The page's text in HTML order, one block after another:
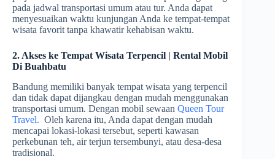
pada jadwal transportasi umum atau tur. Anda dapat
menyesuaikan waktu kunjungan Anda ke tempat-tempat
wisata favorit tanpa khawatir kehabisan waktu.
2. Akses ke Tempat Wisata Terpencil | Rental Mobil
Di Buahbatu
Bandung memiliki banyak tempat wisata yang terpencil
dan tidak dapat dijangkau dengan mudah menggunakan
transportasi umum. Dengan mobil sewaan Queen Tour
Travel. Oleh karena itu, Anda dapat dengan mudah
mencapai lokasi-lokasi tersebut, seperti kawasan
perkebunan teh, air terjun tersembunyi, atau desa-desa
tradisional.